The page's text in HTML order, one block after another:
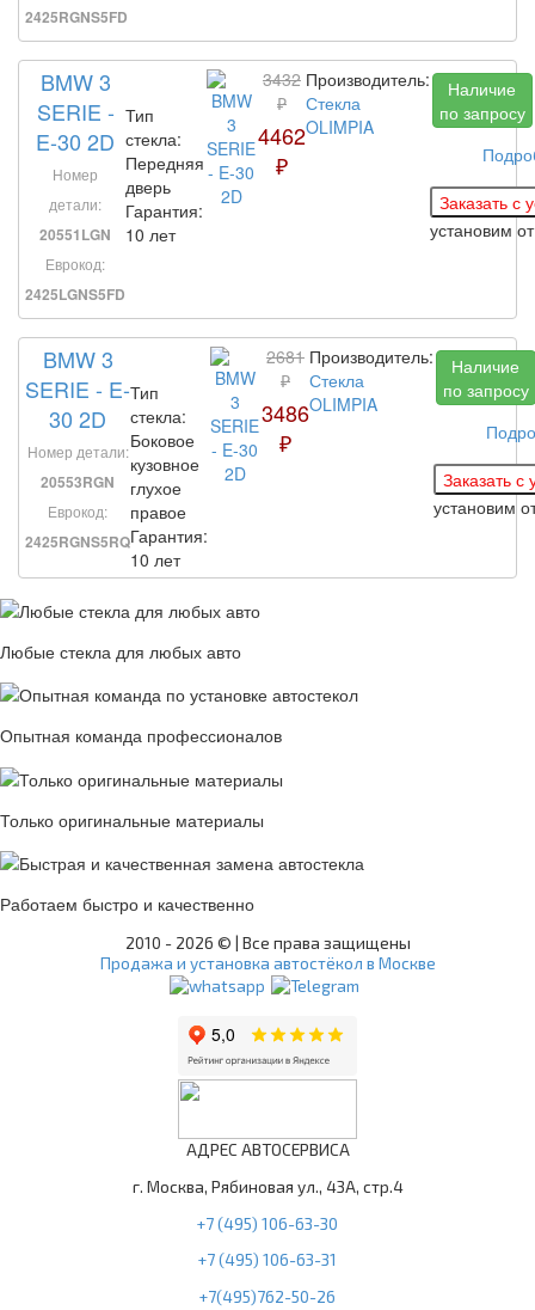
2425RGNS5FD
BMW 3
SERIE -
E-30 2D
Номер
детали:
20551LGN
Еврокод:
2425LGNS5FD
Тип
стекла:
Передняя
дверь
Гарантия:
10 лет
3432
₽
4462
₽
Производитель:
Стекла
OLIMPIA
Наличие
по запросу
установим
BMW 3
SERIE - E-
30 2D
Номер детали:
20553RGN
Еврокод:
2425RGNS5RQ
Тип
стекла:
Боковое
кузовное
глухое
правое
Гарантия:
10 лет
2681
₽
3486
₽
Производитель:
Стекла
OLIMPIA
Наличие
по запросу
установим
Любые стекла для любых авто
Опытная команда профессионалов
Только оригинальные материалы
Работаем быстро и качественно
2010 - 2026 © | Все права защищены
Продажа и установка автостёкол в Москве
АДРЕС АВТОСЕРВИСА
г. Москва, Рябиновая ул., 43А, стр.4
+7 (495) 106-63-30
+7 (495) 106-63-31
+7(495)762-50-26